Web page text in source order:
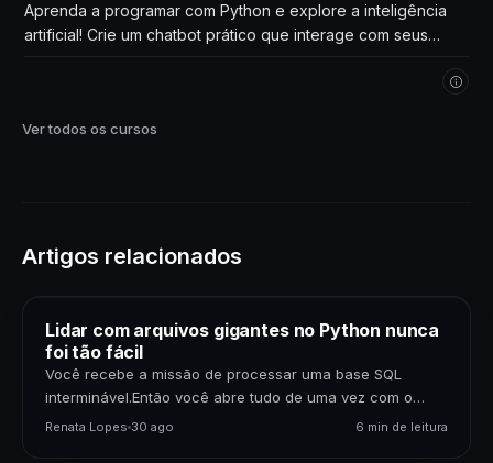
Aprenda a programar com Python e explore a inteligência
artificial! Crie um chatbot prático que interage com seus
Ver todos os cursos
Artigos relacionados
Lidar com arquivos gigantes no Python nunca
foi tão fácil
Você recebe a missão de processar uma base SQL
interminável.Então você abre tudo de uma vez com o
Pandas.O Python trava.O PC pede socorro.…
Renata Lopes 30 ago 6 min de leitura